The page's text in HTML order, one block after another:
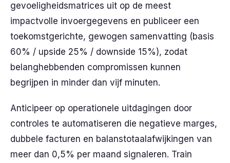
gevoeligheidsmatrices uit op de meest
impactvolle invoergegevens en publiceer een
toekomstgerichte, gewogen samenvatting (basis
60% / upside 25% / downside 15%), zodat
belanghebbenden compromissen kunnen
begrijpen in minder dan vijf minuten.
Anticipeer op operationele uitdagingen door
controles te automatiseren die negatieve marges,
dubbele facturen en balanstotaalafwijkingen van
meer dan 0,5% per maand signaleren. Train